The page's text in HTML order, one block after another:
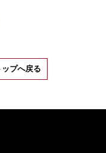
プへ戻る